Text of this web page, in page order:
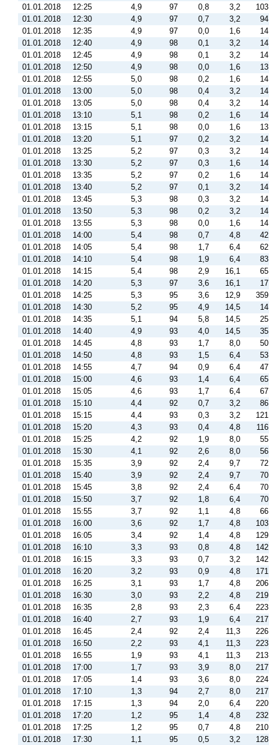
01.01.2018 12:25 4,9 97 0,8 3,2
103
01.01.2018
12:30 4,9 97 0,7 3,2
94
01.01.2018
12:35 4,9 97 0,0 1,6
14
01.01.2018
12:40 4,9 98 0,1 3,2
14
01.01.2018
12:45 4,9 98 0,1 3,2
14
01.01.2018
12:50 4,9 98 0,0 1,6
13
01.01.2018
12:55 5,0 98 0,2 1,6
14
01.01.2018
13:00 5,0 98 0,4 3,2
14
01.01.2018
13:05 5,0 98 0,4 3,2
14
01.01.2018
13:10 5,1 98 0,2 1,6
14
01.01.2018
13:15 5,1 98 0,0 1,6
13
01.01.2018
13:20 5,1 97 0,2 3,2
14
01.01.2018
13:25 5,2 97 0,3 3,2
14
01.01.2018
13:30 5,2 97 0,3 1,6
14
01.01.2018
13:35 5,2 97 0,2 1,6
14
01.01.2018
13:40 5,2 97 0,1 3,2
14
01.01.2018
13:45 5,3 98 0,3 3,2
14
01.01.2018
13:50 5,3 98 0,2 3,2
14
01.01.2018
13:55 5,3 98 0,0 1,6
14
01.01.2018
14:00 5,4 98 0,7 4,8
42
01.01.2018
14:05 5,4 98 1,7 6,4
62
01.01.2018
14:10 5,4 98 1,9 6,4
83
01.01.2018
14:15 5,4 98 2,9 16,1
65
01.01.2018
14:20 5,3 97 3,6 16,1
17
01.01.2018
14:25 5,3 95 3,6 12,9
359
01.01.2018
14:30 5,2 95 4,9 14,5
14
01.01.2018
14:35 5,1 94 5,8 14,5
25
01.01.2018
14:40 4,9 93 4,0 14,5
35
01.01.2018
14:45 4,8 93 1,7 8,0
50
01.01.2018
14:50 4,8 93 1,5 6,4
53
01.01.2018
14:55 4,7 94 0,9 6,4
47
01.01.2018
15:00 4,6 93 1,4 6,4
65
01.01.2018
15:05 4,6 93 1,7 6,4
67
01.01.2018
15:10 4,4 92 0,7 3,2
86
01.01.2018
15:15 4,4 93 0,3 3,2
121
01.01.2018
15:20 4,3 93 0,4 4,8
116
01.01.2018
15:25 4,2 92 1,9 8,0
55
01.01.2018
15:30 4,1 92 2,6 8,0
56
01.01.2018
15:35 3,9 92 2,4 9,7
72
01.01.2018
15:40 3,9 92 2,4 9,7
70
01.01.2018
15:45 3,8 92 2,4 6,4
70
01.01.2018
15:50 3,7 92 1,8 6,4
70
01.01.2018
15:55 3,7 92 1,1 4,8
66
01.01.2018
16:00 3,6 92 1,7 4,8
103
01.01.2018
16:05 3,4 92 1,4 4,8
129
01.01.2018
16:10 3,3 93 0,8 4,8
142
01.01.2018
16:15 3,3 93 0,7 3,2
142
01.01.2018
16:20 3,2 93 0,9 4,8
171
01.01.2018
16:25 3,1 93 1,7 4,8
206
01.01.2018
16:30 3,0 93 2,2 4,8
219
01.01.2018
16:35 2,8 93 2,3 6,4
223
01.01.2018
16:40 2,7 93 1,9 6,4
217
01.01.2018
16:45 2,4 92 2,4 11,3
226
01.01.2018
16:50 2,2 93 4,1 11,3
223
01.01.2018
16:55 1,9 93 4,1 11,3
213
01.01.2018
17:00 1,7 93 3,9 8,0
217
01.01.2018
17:05 1,4 93 3,6 8,0
224
01.01.2018
17:10 1,3 94 2,7 8,0
217
01.01.2018
17:15 1,3 94 2,0 6,4
220
01.01.2018
17:20 1,2 95 1,4 4,8
232
01.01.2018
17:25 1,2 95 0,7 4,8
210
01.01.2018
17:30 1,1 95 0,5 3,2
128